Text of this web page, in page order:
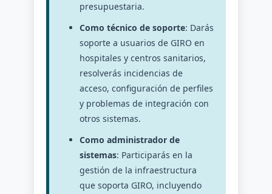
presupuestaria.
Como técnico de soporte: Darás
soporte a usuarios de GIRO en
hospitales y centros sanitarios,
resolverás incidencias de
acceso, configuración de perfiles
y problemas de integración con
otros sistemas.
Como administrador de
sistemas: Participarás en la
gestión de la infraestructura
que soporta GIRO, incluyendo